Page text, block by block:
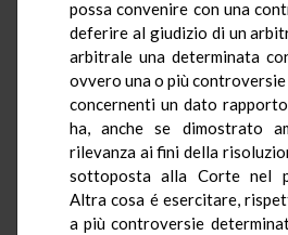
possa convenire con una
deferire al giudizio di un
arbitrale una determinata
ovvero una o più
concernenti un dato
ha, anche se dimostrato
rilevanza ai fini della
sottoposta alla Corte nel
Altra cosa é esercitare,
a più controversie